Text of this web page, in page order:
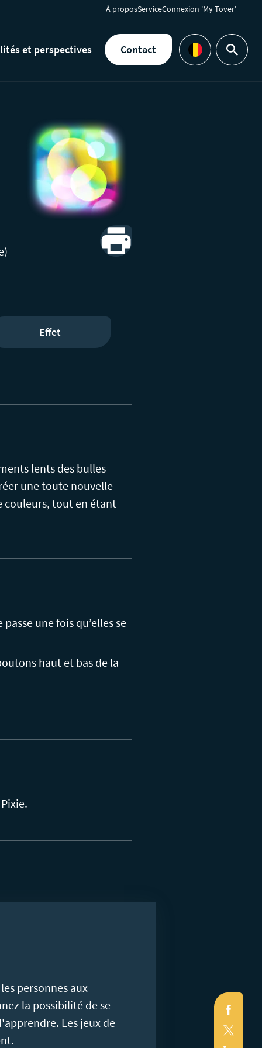
À proposServiceConnexion 'My Tover'
et perspectives
Contact
Languages
Rechercher
Print
Effet
X
lents des bulles
une toute nouvelle
couleurs, tout en étant
une fois qu’elles se
haut et bas de la
personnes aux
la possibilité de se
Les jeux de